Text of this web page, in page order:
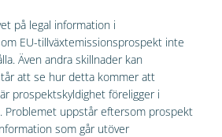
på legal information i
EU-tillväxtemissionsprospekt inte
Även andra skillnader kan
att se hur detta kommer att
prospektskyldighet föreligger i
Problemet uppstår eftersom prospekt
som går utöver